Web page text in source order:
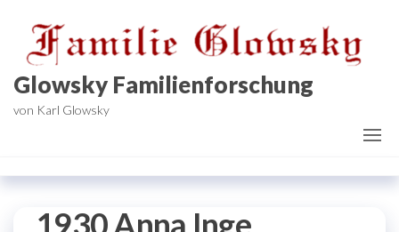
Inhalt
springen
Glowsky Familienforschung
von Karl Glowsky
1930 Anna Inge